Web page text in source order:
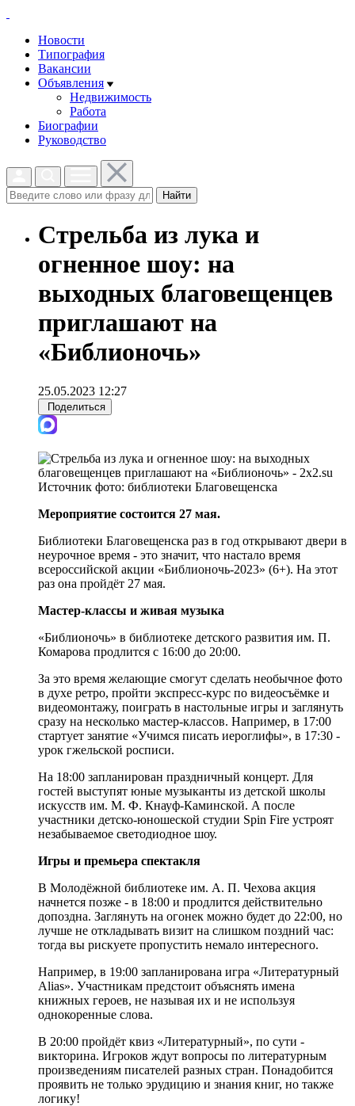
Новости
Типография
Вакансии
Объявления
Недвижимость
Работа
Биографии
Руководство
Найти
Стрельба из лука и
огненное шоу: на
выходных благовещенцев
приглашают на
«Библионочь»
25.05.2023 12:27
Поделиться
Источник фото: библиотеки Благовещенска
Мероприятие состоится 27 мая.
Библиотеки Благовещенска раз в год открывают двери в
неурочное время - это значит, что настало время
всероссийской акции «Библионочь-2023» (6+). На этот
раз она пройдёт 27 мая.
Мастер-классы и живая музыка
«Библионочь» в библиотеке детского развития им. П.
Комарова продлится с 16:00 до 20:00.
За это время желающие смогут сделать необычное фото
в духе ретро, пройти экспресс-курс по видеосъёмке и
видеомонтажу, поиграть в настольные игры и заглянуть
сразу на несколько мастер-классов. Например, в 17:00
стартует занятие «Учимся писать иероглифы», в 17:30 -
урок гжельской росписи.
На 18:00 запланирован праздничный концерт. Для
гостей выступят юные музыканты из детской школы
искусств им. М. Ф. Кнауф-Каминской. А после
участники детско-юношеской студии Spin Fire устроят
незабываемое светодиодное шоу.
Игры и премьера спектакля
В Молодёжной библиотеке им. А. П. Чехова акция
начнется позже - в 18:00 и продлится действительно
допоздна. Заглянуть на огонек можно будет до 22:00, но
лучше не откладывать визит на слишком поздний час:
тогда вы рискуете пропустить немало интересного.
Например, в 19:00 запланирована игра «Литературный
Alias». Участникам предстоит объяснять имена
книжных героев, не называя их и не используя
однокоренные слова.
В 20:00 пройдёт квиз «Литературный», по сути -
викторина. Игроков ждут вопросы по литературным
произведениям писателей разных стран. Понадобится
проявить не только эрудицию и знания книг, но также
логику!